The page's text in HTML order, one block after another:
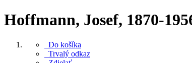
Hoffmann, Josef, 1870-
Do košíka
Trvalý odkaz